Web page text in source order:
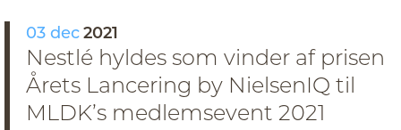
03 dec2021
Nestlé hyldes som vinder af prisen
Årets Lancering by NielsenIQ til
MLDK’s medlemsevent 2021